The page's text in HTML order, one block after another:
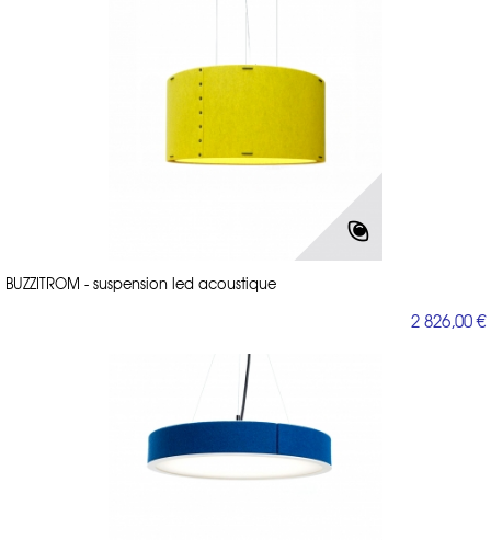
BUZZITROM - suspension led acoustique
2 826,00 €